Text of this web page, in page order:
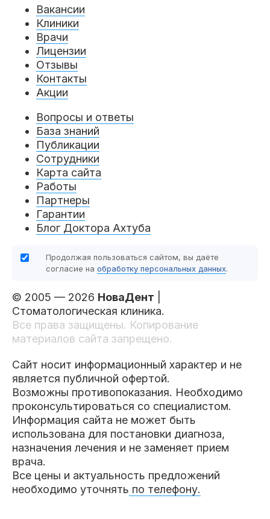
Вакансии
Клиники
Врачи
Лицензии
Отзывы
Контакты
Акции
Вопросы и ответы
База знаний
Публикации
Сотрудники
Карта сайта
Работы
Партнеры
Гарантии
Блог Доктора Ахтуба
Продолжая пользоваться сайтом, вы даёте
согласие на обработку персональных данных.
© 2005 — 2026 НоваДент
Стоматологическая клиника.
Все права защищены. Копирование
материалов сайта запрещено.
Сайт носит информационный характер и не
является публичной офертой.
Возможны противопоказания. Необходимо
проконсультироваться со специалистом.
Информация сайта не может быть
использована для постановки диагноза,
назначения лечения и не заменяет прием
врача.
Все цены и актуальность предложений
необходимо уточнять по телефону.